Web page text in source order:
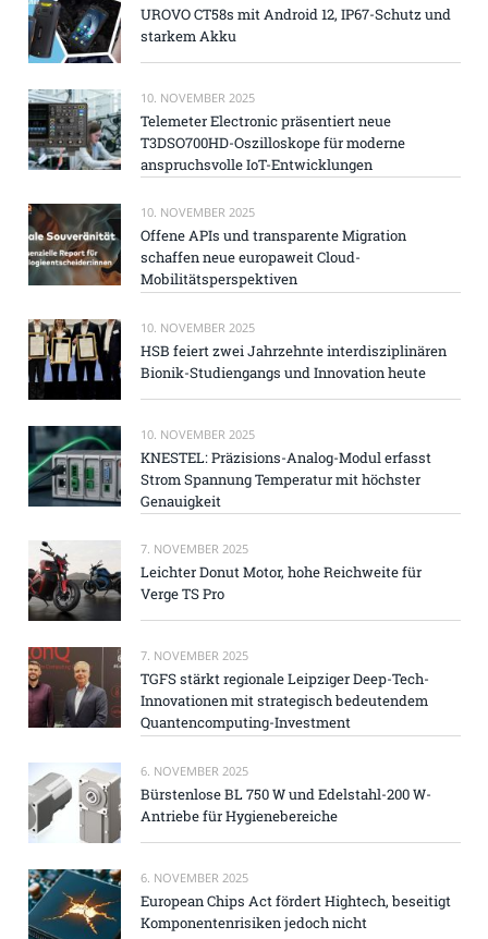
UROVO CT58s mit Android 12, IP67-Schutz und
starkem Akku
10. NOVEMBER 2025
Telemeter Electronic präsentiert neue
T3DSO700HD-Oszilloskope für moderne
anspruchsvolle IoT-Entwicklungen
10. NOVEMBER 2025
Offene APIs und transparente Migration
schaffen neue europaweit Cloud-
Mobilitätsperspektiven
10. NOVEMBER 2025
HSB feiert zwei Jahrzehnte interdisziplinären
Bionik-Studiengangs und Innovation heute
10. NOVEMBER 2025
KNESTEL: Präzisions-Analog-Modul erfasst
Strom Spannung Temperatur mit höchster
Genauigkeit
7. NOVEMBER 2025
Leichter Donut Motor, hohe Reichweite für
Verge TS Pro
7. NOVEMBER 2025
TGFS stärkt regionale Leipziger Deep-Tech-
Innovationen mit strategisch bedeutendem
Quantencomputing-Investment
6. NOVEMBER 2025
Bürstenlose BL 750 W und Edelstahl-200 W-
Antriebe für Hygienebereiche
6. NOVEMBER 2025
European Chips Act fördert Hightech, beseitigt
Komponentenrisiken jedoch nicht